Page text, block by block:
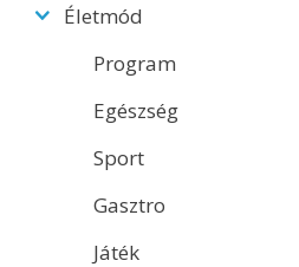
Életmód
Program
Egészség
Sport
Gasztro
Játék